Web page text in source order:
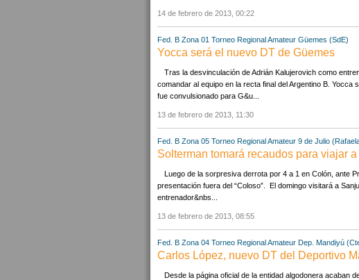
14 de febrero de 2013, 00:22
Fed. B Zona 01 Torneo Regional Amateur Güemes (SdE)
Yocca será el nuevo DT de Güemes
Tras la desvinculación de Adrián Kalujerovich como
comandar al equipo en la recta final del Argentino B.
fue convulsionado para G&u...
13 de febrero de 2013, 11:30
Fed. B Zona 05 Torneo Regional Amateur 9 de Julio
Solterman tomará recaudos para viajar
Luego de la sorpresiva derrota por 4 a 1 en Colón, ante
presentación fuera del “Coloso”. El domingo visitará a
entrenador&nbs...
13 de febrero de 2013, 08:55
Fed. B Zona 04 Torneo Regional Amateur Dep. Mandiyú
Carlos López, nuevo DT del Deportivo
Desde la página oficial de la entidad algodonera acaban